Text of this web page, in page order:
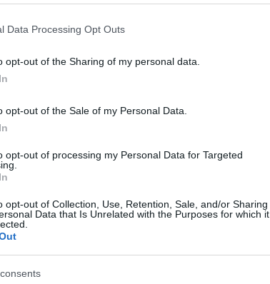
Data Processing Opt Outs
opt-out of the Sharing of my personal data.
opt-out of the Sale of my Personal Data.
opt-out of processing my Personal Data for Targeted
opt-out of Collection, Use, Retention, Sale, and/or Sharing
Data that Is Unrelated with the Purposes for which it